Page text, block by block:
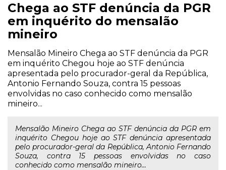
Chega ao STF denúncia da PGR
em inquérito do mensalão
mineiro
Mensalão Mineiro Chega ao STF denúncia da PGR
em inquérito Chegou hoje ao STF denúncia
apresentada pelo procurador-geral da República,
Antonio Fernando Souza, contra 15 pessoas
envolvidas no caso conhecido como mensalão
mineiro...
Mensalão Mineiro Chega ao STF denúncia da PGR em
inquérito Chegou hoje ao STF denúncia apresentada
pelo procurador-geral da República, Antonio Fernando
Souza, contra 15 pessoas envolvidas no caso
conhecido como mensalão mineiro...